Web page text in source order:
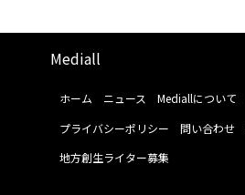
Mediall
ホーム ニュース Mediallについて
プライバシーポリシー
問い合わせ
地方創生ライター募集